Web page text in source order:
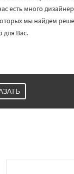
есть много
мы найдем
для Вас.